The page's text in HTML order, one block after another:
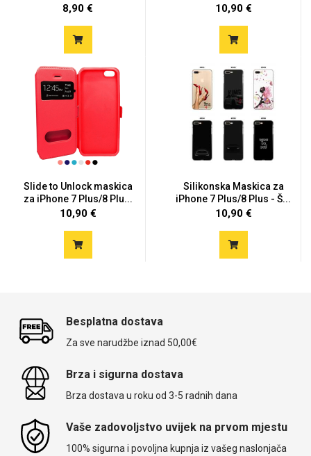
iPh...
8,90 € 10,90 €
Slide to Unlock maskica
za iPhone 7 Plus/8 Plu...
10,90 €
Silikonska Maskica za
iPhone 7 Plus/8 Plus - Š...
10,90 €
Besplatna dostava
Za sve narudžbe iznad 50,00€
Brza i sigurna dostava
Brza dostava u roku od 3-5 radnih dana
Vaše zadovoljstvo uvijek na prvom mjestu
100% sigurna i povoljna kupnja iz vašeg naslonjača